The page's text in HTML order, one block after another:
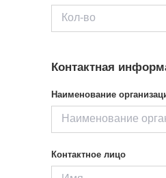
Контактная
Наименование
Контактное лицо